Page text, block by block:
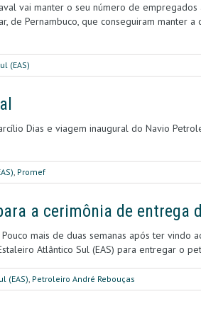
vai manter o seu número de
de Pernambuco, que conseguiram manter
(EAS)
Dias e viagem inaugural do Navio
, Promef
a cerimônia de entrega
mais de duas semanas após ter vindo
Atlântico Sul (EAS) para entregar o
(EAS), Petroleiro André Rebouças